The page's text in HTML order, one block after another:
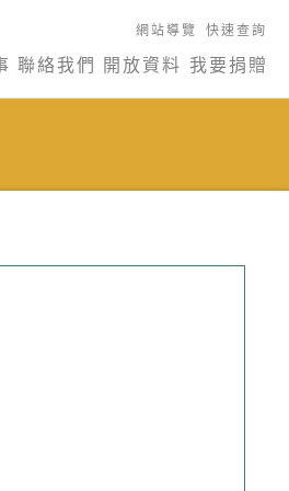
網站導覽 快速查詢
聯絡我們 開放資料 我要捐贈